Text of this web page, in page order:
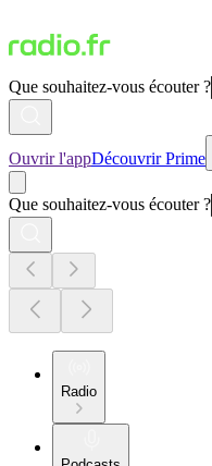
Que souhaitez-vous écouter ?
Ouvrir l'appDécouvrir Prime
Que souhaitez-vous écouter ?
Radio